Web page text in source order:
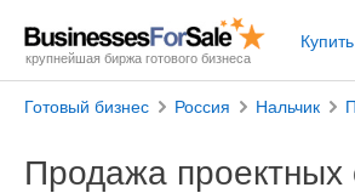
крупнейшая биржа готового бизнеса
Готовый бизнес Россия Нальчик
Продажа проектных